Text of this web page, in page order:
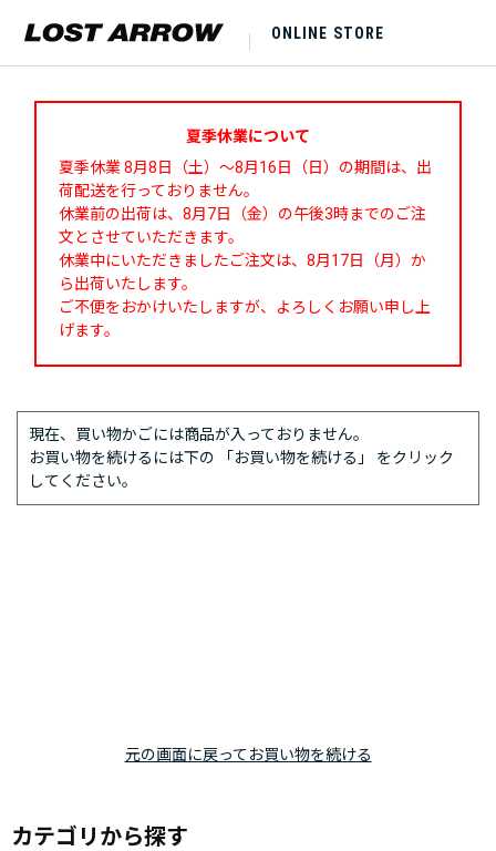
ONLINE STORE
夏季休業について
夏季休業 8月8日（土）～8月16日（日）の期間は、出
荷配送を行っておりません。
休業前の出荷は、8月7日（金）の午後3時までのご注
文とさせていただきます。
休業中にいただきましたご注文は、8月17日（月）か
ら出荷いたします。
ご不便をおかけいたしますが、よろしくお願い申し上
げます。
現在、買い物かごには商品が入っておりません。
お買い物を続けるには下の 「お買い物を続ける」 をクリック
してください。
元の画面に戻ってお買い物を続ける
カテゴリから探す